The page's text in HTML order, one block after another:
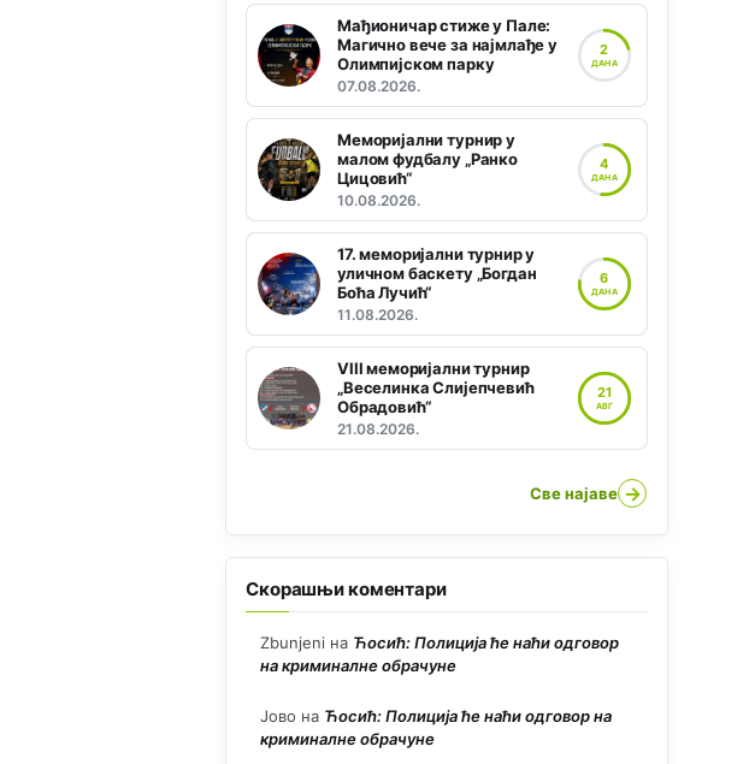
Мађионичар стиже у Пале:
Магично вече за најмлађе у
Олимпијском парку
07.08.2026.
2
ДАНА
Меморијални турнир у
малом фудбалу „Ранко
Цицовић“
10.08.2026.
4
ДАНА
17. меморијални турнир у
уличном баскету „Богдан
Боћа Лучић“
11.08.2026.
6
ДАНА
VIII меморијални турнир
„Веселинка Слијепчевић
Обрадовић“
21.08.2026.
21
АВГ
Све најаве →
Скорашњи коментари
Zbunjeni на Ћосић: Полиција ће наћи одговор
на криминалне обрачуне
Јово на Ћосић: Полиција ће наћи одговор на
криминалне обрачуне